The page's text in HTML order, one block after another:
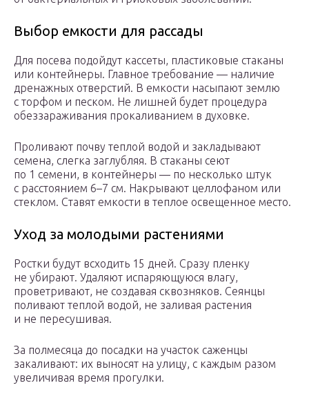
Выбор емкости для рассады
Для посева подойдут кассеты, пластиковые стаканы
или контейнеры. Главное требование — наличие
дренажных отверстий. В емкости насыпают землю
с торфом и песком. Не лишней будет процедура
обеззараживания прокаливанием в духовке.
Проливают почву теплой водой и закладывают
семена, слегка заглубляя. В стаканы сеют
по 1 семени, в контейнеры — по несколько штук
с расстоянием 6–7 см. Накрывают целлофаном или
стеклом. Ставят емкости в теплое освещенное место.
Уход за молодыми растениями
Ростки будут всходить 15 дней. Сразу пленку
не убирают. Удаляют испаряющуюся влагу,
проветривают, не создавая сквозняков. Сеянцы
поливают теплой водой, не заливая растения
и не пересушивая.
За полмесяца до посадки на участок саженцы
закаливают: их выносят на улицу, с каждым разом
увеличивая время прогулки.